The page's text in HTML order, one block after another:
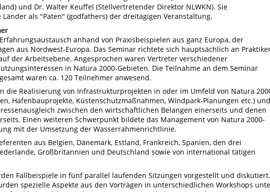
und Dr. Walter Keuffel (Stellvertretender Direktor NLWKN). Sie
als "Paten" (godfathers) der dreitägigen Veranstaltung.
anhand von Praxisbeispielen aus ganz Europa, der
aus Nordwest-Europa. Das Seminar richtete sich hauptsächlich an
der Arbeitsebene. Angesprochen waren Vertreter verschiedener
in Natura 2000-Gebieten. Die Teilnahme an dem Seminar
waren ca. 120 Teilnehmer anwesend.
die Realisierung von Infrastrukturprojekten in oder im Umfeld von Natura
Hafenbauprojekte, Küstenschutzmaßnahmen, Windpark-Planungen etc.) und
zwischen den wirtschaftlichen Belangen einerseits und denen
Einen weiteren Schwerpunkt bildete das Management von Natura 2000-
mit der Umsetzung der Wasserrahmenrichtlinie.
aus Belgien, Dänemark, Estland, Frankreich, Spanien, den drei
Großbritannien und Deutschland sowie von international tätigen
Fallbeispiele in fünf parallel laufenden Sitzungen vorgestellt und diskutiert.
spezielle Aspekte aus den Vorträgen in unterschiedlichen Workshops